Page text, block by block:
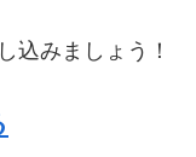
込みましょう！